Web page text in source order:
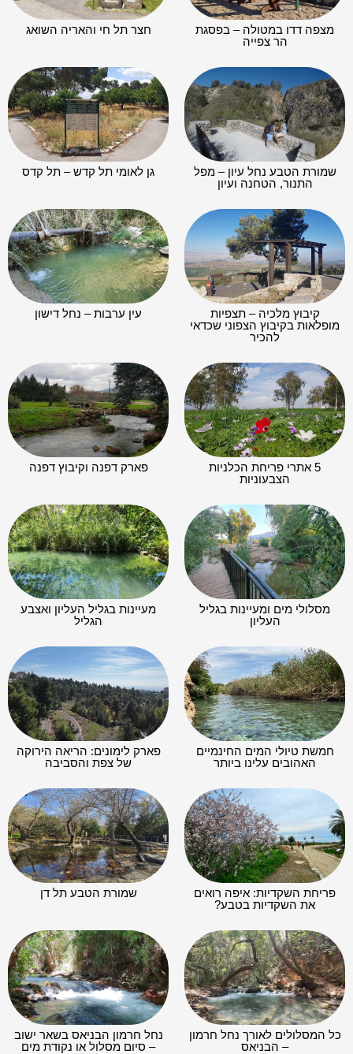
מצפה דדו במטולה – בפסגת
הר צפייה
חצר תל חי והאריה השואג
שמורת הטבע נחל עיון – מפל
התנור, הטחנה ועיון
גן לאומי תל קדש – תל קדס
קיבוץ מלכיה – תצפיות
מופלאות בקיבוץ הצפוני שכדאי
להכיר
עין ערבות – נחל דישון
5 אתרי פריחת הכלניות
הצבעוניות
פארק דפנה וקיבוץ דפנה
מסלולי מים ומעיינות בגליל
העליון
מעיינות בגליל העליון ואצבע
הגליל
חמשת טיולי המים החינמיים
האהובים עלינו ביותר
פארק לימונים: הריאה הירוקה
של צפת והסביבה
פריחת השקדיות: איפה רואים
את השקדיות בטבע?
שמורת הטבע תל דן
כל המסלולים לאורך נחל חרמון
– הבניאס
נחל חרמון הבניאס בשאר ישוב
– סיום מסלול או נקודת מים